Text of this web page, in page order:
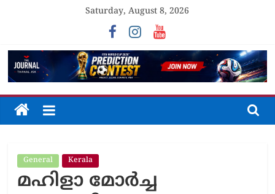
Saturday, August 8, 2026
The
Unfolding
The
General Kerala
മഹിളാ മോർച്ച